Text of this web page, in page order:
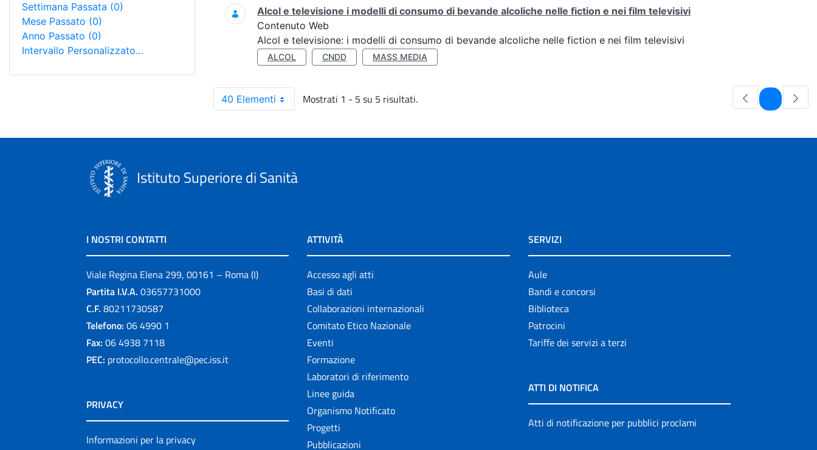
Settimana Passata (0)
Mese Passato (0)
Anno Passato (0)
Intervallo Personalizzato…
Alcol e televisione i modelli di consumo di bevande alcoliche nelle fiction e nei film televisivi
Contenuto Web
Alcol e televisione: i modelli di consumo di bevande alcoliche nelle fiction e nei film televisivi
ALCOL CNDD MASS MEDIA
40 Elementi Mostrati 1 - 5 su 5 risultati. Pagina
Istituto Superiore di Sanità
I NOSTRI CONTATTI
Viale Regina Elena 299, 00161 – Roma (I)
Partita I.V.A. 03657731000
C.F. 80211730587
Telefono: 06 4990 1
Fax: 06 4938 7118
PEC: protocollo.centrale@pec.iss.it
PRIVACY
Informazioni per la privacy
ATTIVITÀ
Accesso agli atti
Basi di dati
Collaborazioni internazionali
Comitato Etico Nazionale
Eventi
Formazione
Laboratori di riferimento
Linee guida
Organismo Notificato
Progetti
Pubblicazioni
SERVIZI
Aule
Bandi e concorsi
Biblioteca
Patrocini
Tariffe dei servizi a terzi
ATTI DI NOTIFICA
Atti di notificazione per pubblici proclami